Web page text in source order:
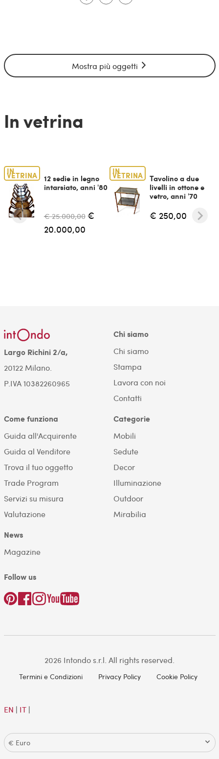
Mostra più oggetti
In vetrina
IN
VETRINA
12 sedie in legno
intarsiato, anni '80
€ 25.000,00 €
20.000,00
IN
VETRINA
Tavolino a due
livelli in ottone e
vetro, anni '70
€ 250,00
Largo Richini 2/a,
20122 Milano.
P.IVA 10382260965
Chi siamo
Chi siamo
Stampa
Lavora con noi
Contatti
Come funziona
Guida all'Acquirente
Guida al Venditore
Trova il tuo oggetto
Trade Program
Servizi su misura
Valutazione
Categorie
Mobili
Sedute
Decor
Illuminazione
Outdoor
Mirabilia
News
Magazine
Follow us
2026 Intondo s.r.l. All rights reserved.
Termini e Condizioni Privacy Policy Cookie Policy
EN | IT|